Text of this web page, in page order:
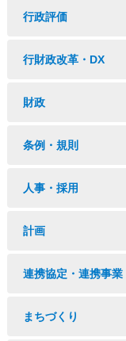
行政評価
行財政改革・DX
財政
条例・規則
人事・採用
計画
連携協定・連携事業
まちづくり